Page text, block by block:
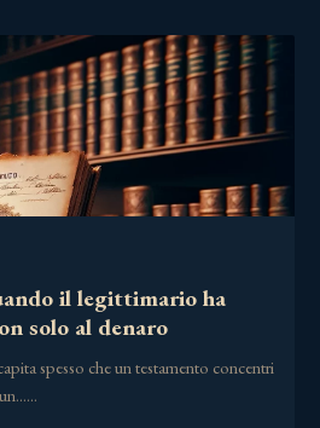
il legittimario ha
solo al denaro
spesso che un testamento concentri